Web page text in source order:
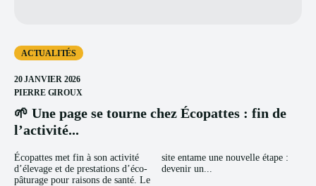
ACTUALITÉS
20 JANVIER 2026
PIERRE GIROUX
🌱 Une page se tourne chez Écopattes : fin de
l’activité...
Écopattes met fin à son activité
d’élevage et de prestations d’éco-
pâturage pour raisons de santé. Le
site entame une nouvelle étape :
devenir un...